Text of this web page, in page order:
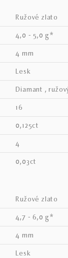
ružové zlato
4,0 - 5,0 g*
4 mm
lesk
diamant ,
16
0,125ct
4
0,03ct
ružové zlato
4,7 - 6,0 g*
4 mm
lesk